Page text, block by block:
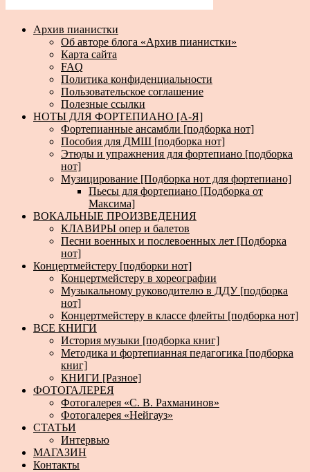
Архив пианистки
Об авторе блога «Архив пианистки»
Карта сайта
FAQ
Политика конфиденциальности
Пользовательское соглашение
Полезные ссылки
НОТЫ ДЛЯ ФОРТЕПИАНО [А-Я]
Фортепианные ансамбли [подборка нот]
Пособия для ДМШ [подборка нот]
Этюды и упражнения для фортепиано [подборка
нот]
Музицирование [Подборка нот для фортепиано]
Пьесы для фортепиано [Подборка от
Максима]
ВОКАЛЬНЫЕ ПРОИЗВЕДЕНИЯ
КЛАВИРЫ опер и балетов
Песни военных и послевоенных лет [Подборка
нот]
Концертмейстеру [подборки нот]
Концертмейстеру в хореографии
Музыкальному руководителю в ДДУ [подборка
нот]
Концертмейстеру в классе флейты [подборка нот]
ВСЕ КНИГИ
История музыки [подборка книг]
Методика и фортепианная педагогика [подборка
книг]
КНИГИ [Разное]
ФОТОГАЛЕРЕЯ
Фотогалерея «С. В. Рахманинов»
Фотогалерея «Нейгауз»
СТАТЬИ
Интервью
МАГАЗИН
Контакты